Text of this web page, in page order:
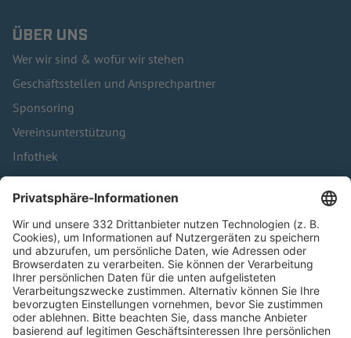
ÜBER UNS
Wer wir sind & wofür wir stehen
Geschäftsstellen und Ansprechpartner
Sponsoring
Vereinsunterstützung
Infothek
Kontakt
HÄUFIG BESUCHTE SEITEN
Pässe und Vereinswechsel
Trainerausbildung
Schulungsangebot Vereinsmitarbeiter
BFV-Geschäftsstellen